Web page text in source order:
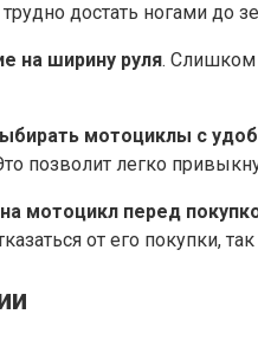
достать ногами
на ширину руля.​ Слишком
мотоциклы с
позволит легко
мотоцикл перед
от его покупки,